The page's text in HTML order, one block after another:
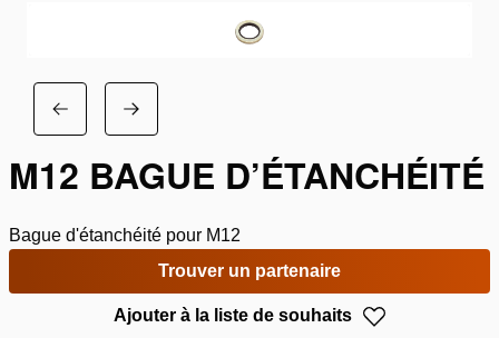
M12 BAGUE D’ÉTANCHÉITÉ
Bague d'étanchéité pour M12
Trouver un partenaire
Ajouter à la liste de souhaits